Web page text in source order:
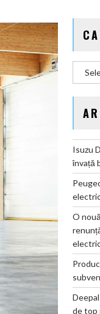
Isuzu
învață
O
de top